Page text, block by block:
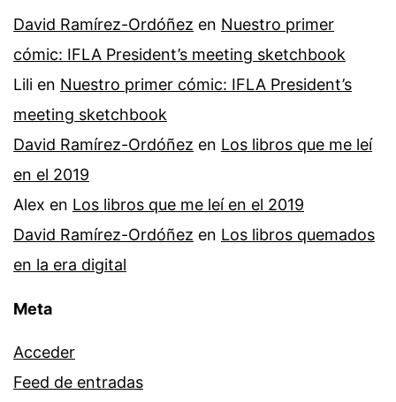
David Ramírez-Ordóñez en Nuestro primer
cómic: IFLA President’s meeting sketchbook
Lili en Nuestro primer cómic: IFLA President’s
meeting sketchbook
David Ramírez-Ordóñez en Los libros que me leí
en el 2019
Alex en Los libros que me leí en el 2019
David Ramírez-Ordóñez en Los libros quemados
en la era digital
Meta
Acceder
Feed de entradas